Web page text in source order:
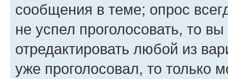
сообщения в теме; опрос
не успел проголосовать, то
отредактировать любой из
уже проголосовал, то только